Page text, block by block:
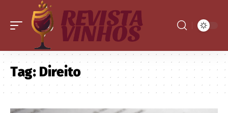
Tag: Direito